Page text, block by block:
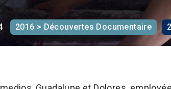
2016 > Découvertes Documentaire